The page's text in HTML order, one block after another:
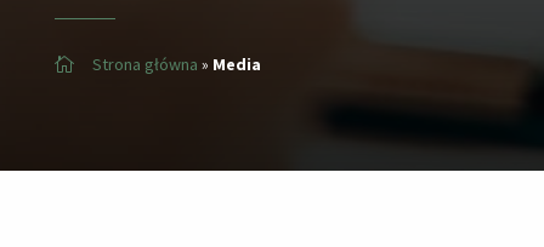
 Strona główna » Media